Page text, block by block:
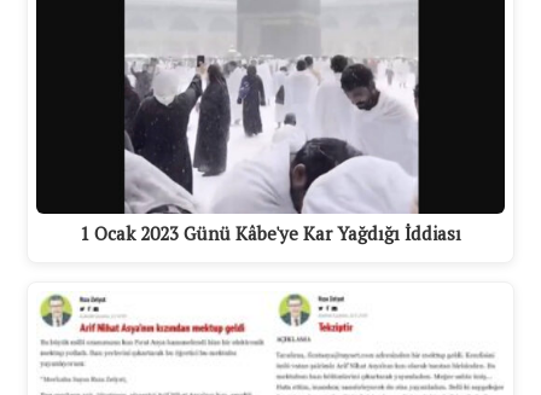
1 Ocak 2023 Günü Kâbe'ye Kar Yağdığı İddiası